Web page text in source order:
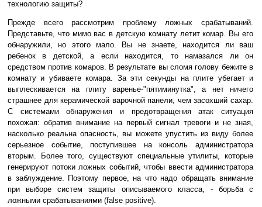
технологию защиты?
Прежде всего рассмотрим проблему ложных срабатываний.
Представьте, что мимо вас в детскую комнату летит комар. Вы его
обнаружили, но этого мало. Вы не знаете, находится ли ваш
ребенок в детской, а если находится, то намазался ли он
средством против комаров. В результате вы сломя голову бежите в
комнату и убиваете комара. За эти секунды на плите убегает и
выплескивается на плиту варенье-"пятиминутка", а нет ничего
страшнее для керамической варочной панели, чем засохший сахар.
С системами обнаружения и предотвращения атак ситуация
похожая: обратив внимание на первый сигнал тревоги и не зная,
насколько реальна опасность, вы можете упустить из виду более
серьезное событие, поступившее на консоль администратора
вторым. Более того, существуют специальные утилиты, которые
генерируют потоки ложных событий, чтобы ввести администратора
в заблуждение. Поэтому первое, на что надо обращать внимание
при выборе систем защиты описываемого класса, - борьба с
ложными срабатываниями (false positive).